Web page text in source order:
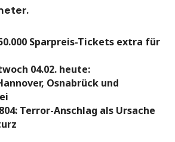
Sparpreis-Tickets extra für
04.02. heute:
Osnabrück und
Terror-Anschlag als Ursache